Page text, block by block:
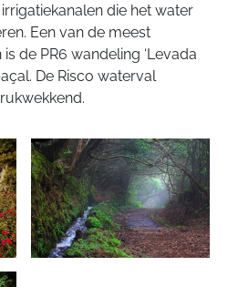
die het water
Een van de meest
de PR6 wandeling ‘Levada
De Risco waterval